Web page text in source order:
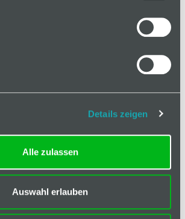
Details zeigen
Alle zulassen
Auswahl erlauben
In den Warenkorb
Technische Spezifikation
Hinweis